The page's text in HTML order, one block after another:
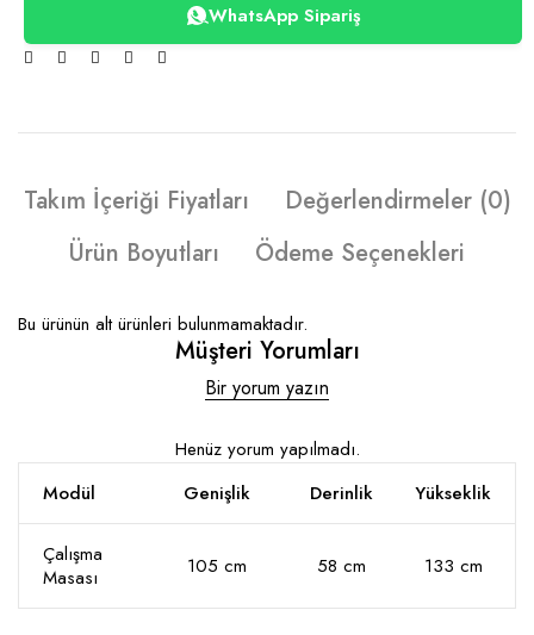
WhatsApp Sipariş
Takım İçeriği Fiyatları
Değerlendirmeler (0)
Ürün Boyutları
Ödeme Seçenekleri
Bu ürünün alt ürünleri bulunmamaktadır.
Müşteri Yorumları
Bir yorum yazın
Henüz yorum yapılmadı.
Modül
Genişlik Derinlik Yükseklik
Çalışma
Masası
105 cm 58 cm 133 cm